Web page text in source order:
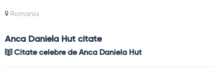
Romania
Anca Daniela Hut citate
Citate celebre de Anca Daniela Hut